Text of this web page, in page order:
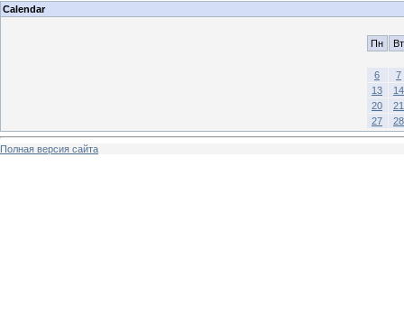
Calendar
Пн Вт
6
7
13
14
20
21
27
28
Полная версия сайта